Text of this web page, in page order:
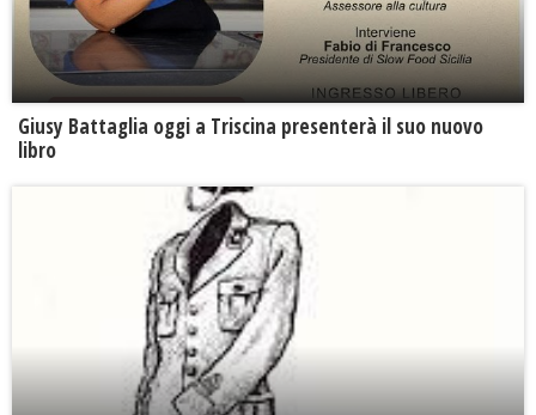
Giusy Battaglia oggi a Triscina presenterà il suo nuovo
libro